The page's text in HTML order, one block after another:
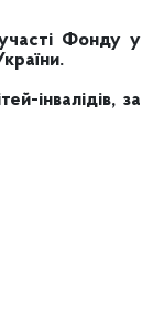
Фонду у
інвалідів, за